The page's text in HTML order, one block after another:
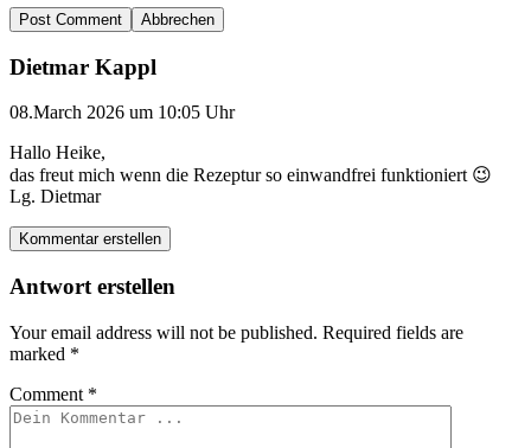
Abbrechen
Dietmar Kappl
08.March 2026 um 10:05 Uhr
Hallo Heike,
das freut mich wenn die Rezeptur so einwandfrei funktioniert 😉
Lg. Dietmar
Kommentar erstellen
Antwort erstellen
Your email address will not be published. Required fields are
marked *
Comment *